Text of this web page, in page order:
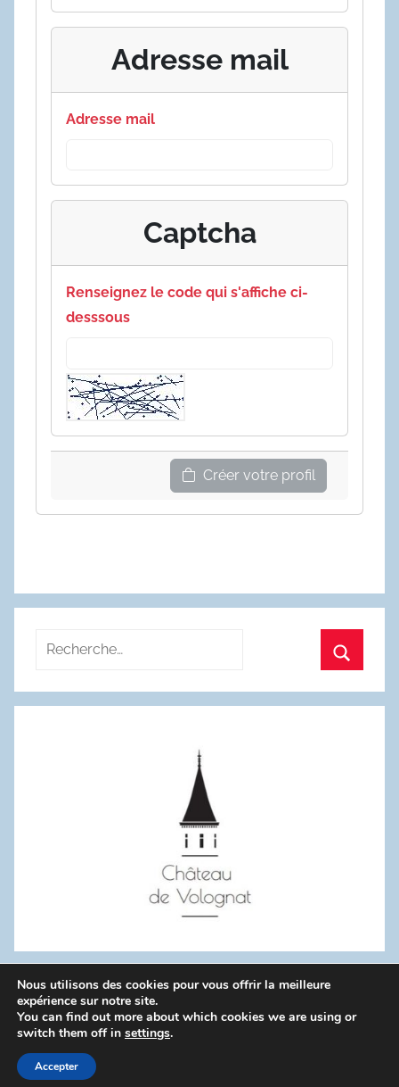
Adresse mail
Adresse mail
Captcha
Renseignez le code qui s'affiche ci-
desssous
Créer votre profil
Recherche
:
WordPress Theme: Donovan by ThemeZee.
Politique de confidentialité
Nous utilisons des cookies pour vous offrir la meilleure
expérience sur notre site.
You can find out more about which cookies we are using or
switch them off in settings.
Accepter